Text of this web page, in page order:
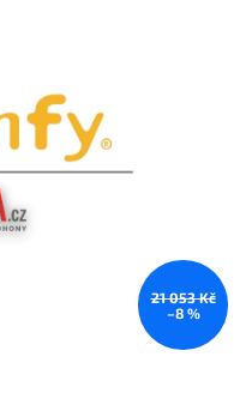
21 053 Kč
–8 %